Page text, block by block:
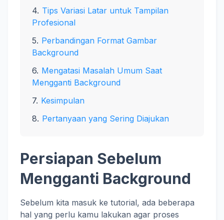
Tips Variasi Latar untuk Tampilan
Profesional
Perbandingan Format Gambar
Background
Mengatasi Masalah Umum Saat
Mengganti Background
Kesimpulan
Pertanyaan yang Sering Diajukan
Persiapan Sebelum
Mengganti Background
Sebelum kita masuk ke tutorial, ada beberapa
hal yang perlu kamu lakukan agar proses